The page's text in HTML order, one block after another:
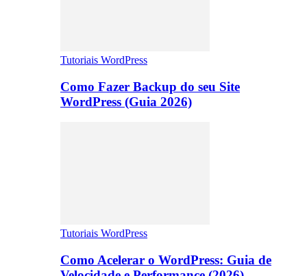
Tutoriais WordPress
Como Fazer Backup do seu Site
WordPress (Guia 2026)
Tutoriais WordPress
Como Acelerar o WordPress: Guia de